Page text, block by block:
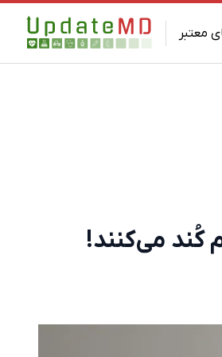
معتبر
کُند می‌کنند!